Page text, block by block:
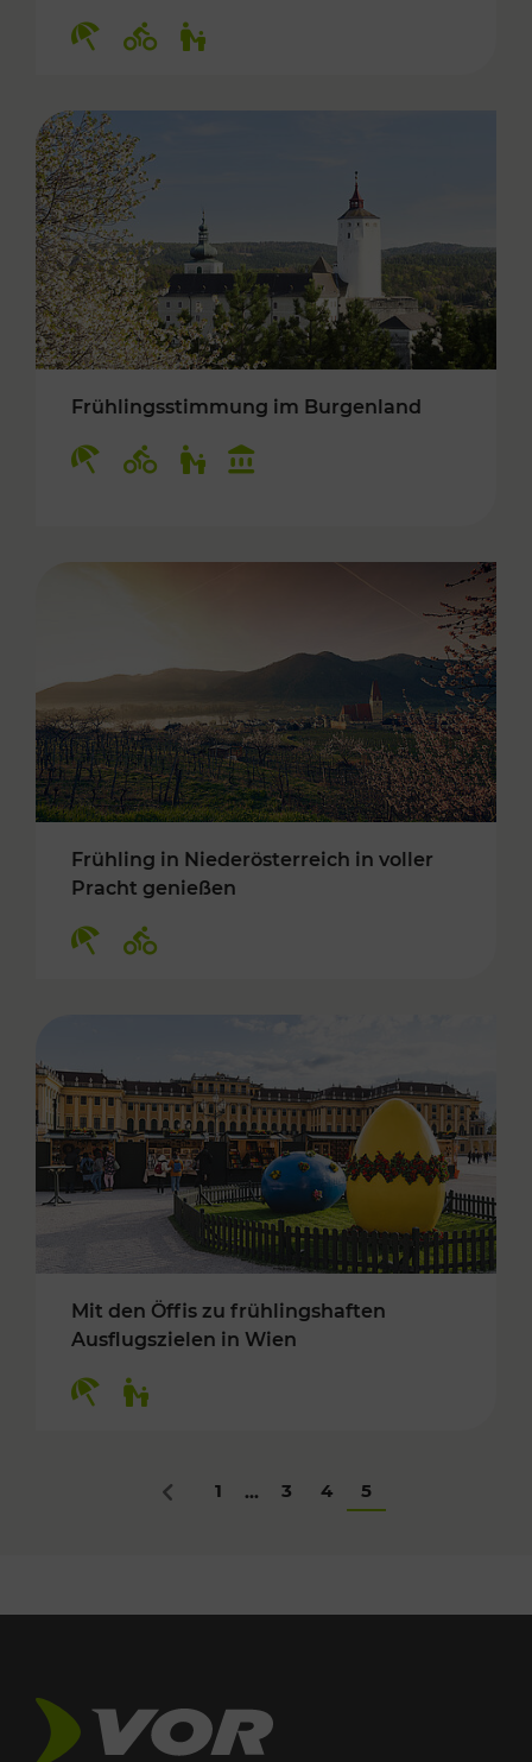
Frühlingsstimmung im Burgenland
Frühling in Niederösterreich in voller
Pracht genießen
Mit den Öffis zu frühlingshaften
Ausflugszielen in Wien
Zurück
1 ... 3 4 5